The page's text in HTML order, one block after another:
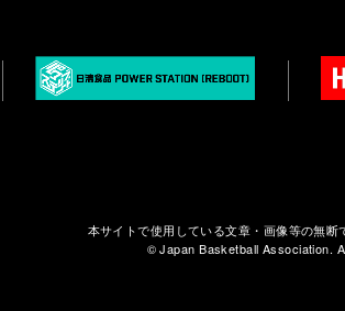
本サイトで使用している文章・画像等の無断
© Japan Basketball Association.